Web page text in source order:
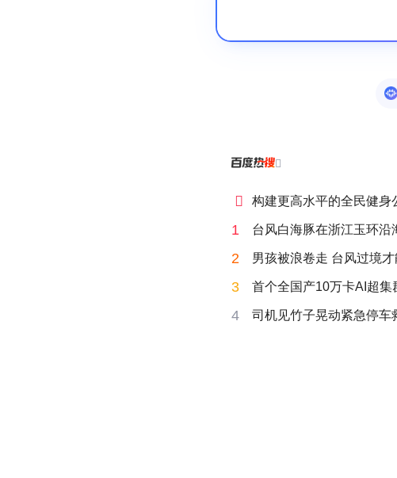

 构建更高水平的全民健身
1 台风白海豚在浙江玉环沿
2 男孩被浪卷走 台风过境才
3 首个全国产10万卡AI超集
4 司机见竹子晃动紧急停车